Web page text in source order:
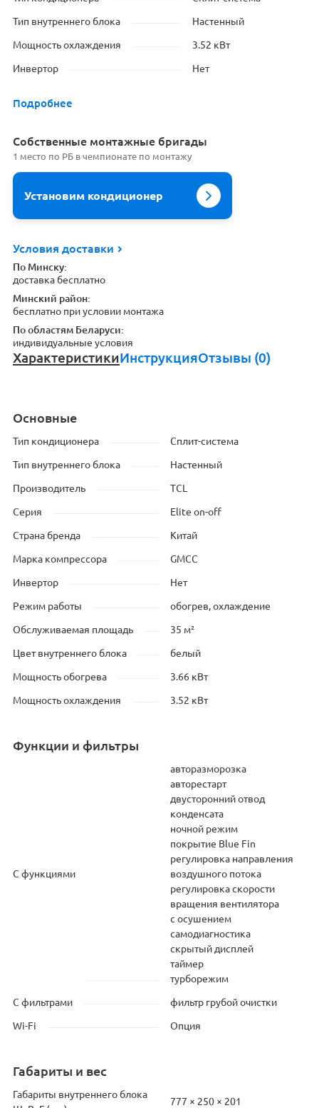
Тип внутреннего блока Настенный
Мощность охлаждения 3.52 кВт
Инвертор Нет
Подробнее
Cобственные монтажные бригады
1 место по РБ в чемпионате по монтажу
Установим кондиционер
Условия доставки
По Минску:
доставка бесплатно
Минский район:
бесплатно при условии монтажа
По областям Беларуси:
индивидуальные условия
ХарактеристикиИнструкцияОтзывы (0)
Основные
Тип кондиционера Сплит-система
Тип внутреннего блока Настенный
Производитель TCL
Серия Elite on-off
Страна бренда Китай
Марка компрессора GMCC
Инвертор Нет
Режим работы обогрев, охлаждение
Обслуживаемая площадь 35 м²
Цвет внутреннего блока белый
Мощность обогрева 3.66 кВт
Мощность охлаждения 3.52 кВт
Функции и фильтры
С функциями
авторазморозка
авторестарт
двусторонний отвод
конденсата
ночной режим
покрытие Blue Fin
регулировка направления
воздушного потока
регулировка скорости
вращения вентилятора
с осушением
самодиагностика
скрытый дисплей
таймер
турборежим
С фильтрами фильтр грубой очистки
Wi-Fi Опция
Габариты и вес
Габариты внутреннего блока
777 × 250 × 201